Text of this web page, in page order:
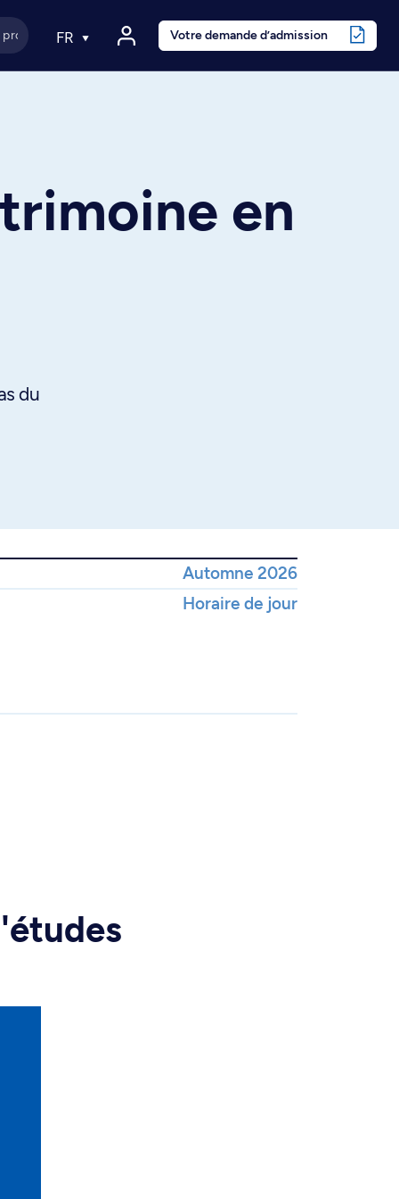
FR Votre demande d’admission
en
du
Automne 2026
Horaire de jour